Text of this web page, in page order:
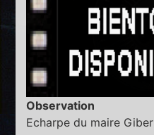
Observation
Echarpe du maire